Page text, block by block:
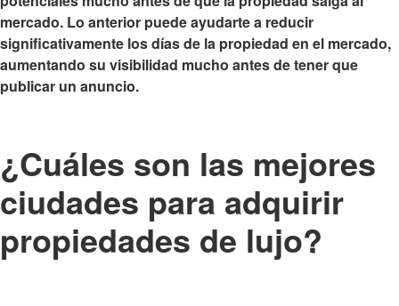
mercado. Lo anterior puede ayudarte a reducir
significativamente los días de la propiedad en el mercado,
aumentando su visibilidad mucho antes de tener que
publicar un anuncio.
¿Cuáles son las mejores
ciudades para adquirir
propiedades de lujo?